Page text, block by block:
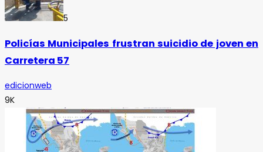
5
Policías Municipales frustran suicidio de joven en
Carretera 57
edicionweb
9K